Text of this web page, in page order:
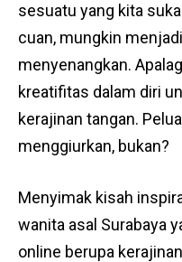
sesuatu yang kita
cuan, mungkin
menyenangkan.
kreatifitas dalam diri
kerajinan tangan.
menggiurkan, bukan?
Menyimak kisah
wanita asal Surabaya
online berupa